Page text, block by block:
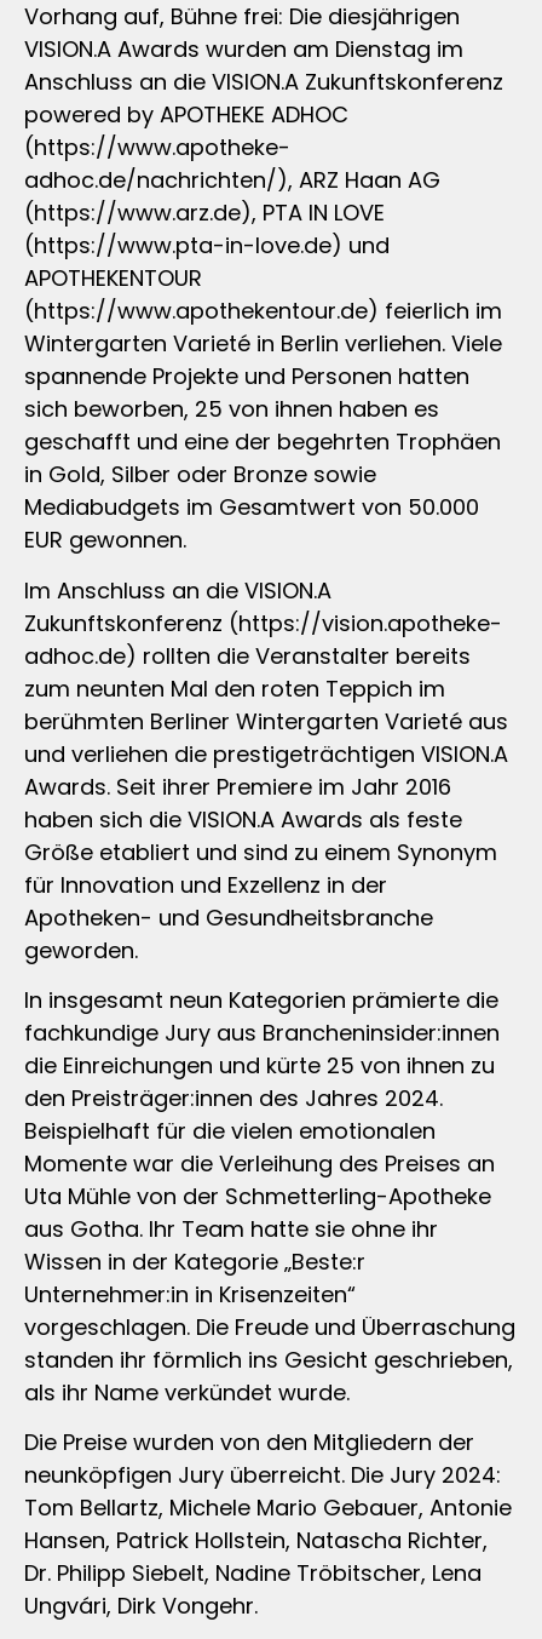
Vorhang auf, Bühne frei: Die diesjährigen
VISION.A Awards wurden am Dienstag im
Anschluss an die VISION.A Zukunftskonferenz
powered by APOTHEKE ADHOC
(https://www.apotheke-
adhoc.de/nachrichten/), ARZ Haan AG
(https://www.arz.de), PTA IN LOVE
(https://www.pta-in-love.de) und
APOTHEKENTOUR
(https://www.apothekentour.de) feierlich im
Wintergarten Varieté in Berlin verliehen. Viele
spannende Projekte und Personen hatten
sich beworben, 25 von ihnen haben es
geschafft und eine der begehrten Trophäen
in Gold, Silber oder Bronze sowie
Mediabudgets im Gesamtwert von 50.000
EUR gewonnen.
Im Anschluss an die VISION.A
Zukunftskonferenz (https://vision.apotheke-
adhoc.de) rollten die Veranstalter bereits
zum neunten Mal den roten Teppich im
berühmten Berliner Wintergarten Varieté aus
und verliehen die prestigeträchtigen VISION.A
Awards. Seit ihrer Premiere im Jahr 2016
haben sich die VISION.A Awards als feste
Größe etabliert und sind zu einem Synonym
für Innovation und Exzellenz in der
Apotheken- und Gesundheitsbranche
geworden.
In insgesamt neun Kategorien prämierte die
fachkundige Jury aus Brancheninsider:innen
die Einreichungen und kürte 25 von ihnen zu
den Preisträger:innen des Jahres 2024.
Beispielhaft für die vielen emotionalen
Momente war die Verleihung des Preises an
Uta Mühle von der Schmetterling-Apotheke
aus Gotha. Ihr Team hatte sie ohne ihr
Wissen in der Kategorie „Beste:r
Unternehmer:in in Krisenzeiten“
vorgeschlagen. Die Freude und Überraschung
standen ihr förmlich ins Gesicht geschrieben,
als ihr Name verkündet wurde.
Die Preise wurden von den Mitgliedern der
neunköpfigen Jury überreicht. Die Jury 2024:
Tom Bellartz, Michele Mario Gebauer, Antonie
Hansen, Patrick Hollstein, Natascha Richter,
Dr. Philipp Siebelt, Nadine Tröbitscher, Lena
Ungvári, Dirk Vongehr.